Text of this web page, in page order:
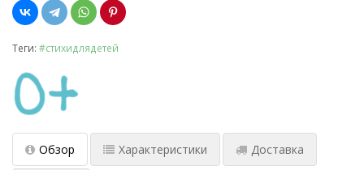
Теги: #стихидлядетей
Обзор Характеристики Доставка